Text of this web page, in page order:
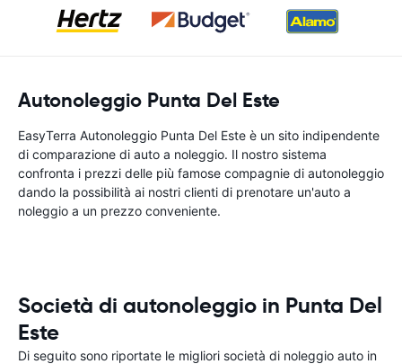
Autonoleggio Punta Del Este
EasyTerra Autonoleggio Punta Del Este è un sito indipendente
di comparazione di auto a noleggio. Il nostro sistema
confronta i prezzi delle più famose compagnie di autonoleggio
dando la possibilità ai nostri clienti di prenotare un'auto a
noleggio a un prezzo conveniente.
Società di autonoleggio in Punta Del
Este
Di seguito sono riportate le migliori società di noleggio auto in